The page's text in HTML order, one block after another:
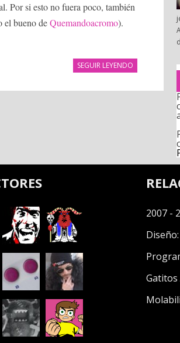
Por si esto no fuera poco, también
el bueno deQuemandoacromo).
SEGUIR LEYENDO
2007 -
Diseño:
Gatitos